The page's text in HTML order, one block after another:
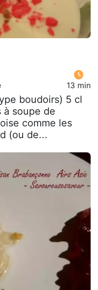
13 min
boudoirs) 5 cl
à soupe de
comme les
(ou de...